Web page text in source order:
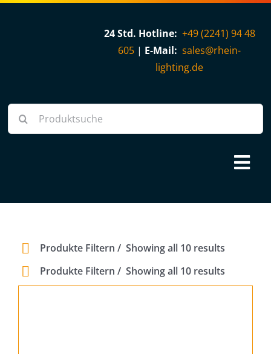
24 Std. Hotline: +49 (2241) 94 48
605 | E-Mail: sales@rhein-
lighting.de
Suche
nach:
Über uns
Shop
Projekte & Lösungen
Produkte Filtern
Showing all 10 results
Produkte Filtern
Showing all 10 results